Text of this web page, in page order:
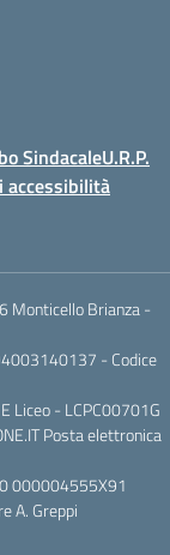
SindacaleU.R.P.
accessibilità
Monticello Brianza -
- Codice
Liceo - LCPC00701G
Posta elettronica
000004555X91
A. Greppi